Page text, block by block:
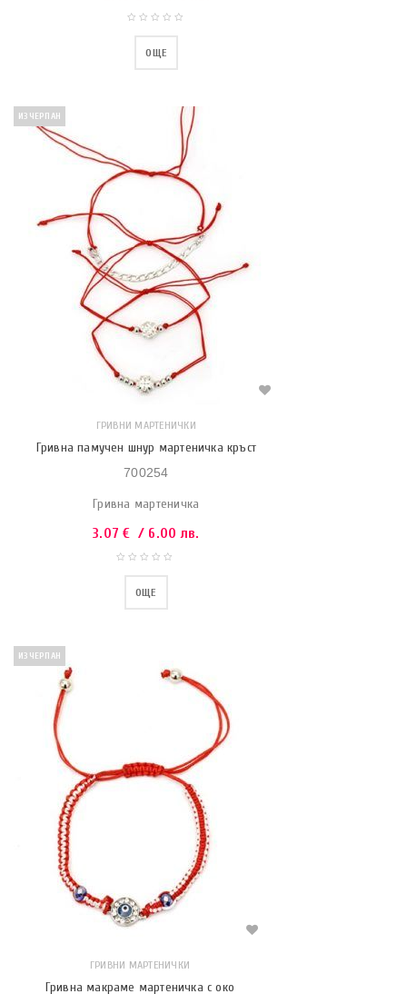
ОЩЕ
ИЗЧЕРПАН
ГРИВНИ МАРТЕНИЧКИ
Гривна памучен шнур мартеничка кръст
700254
Гривна мартеничка
3.07€ / 6.00 лв.
ОЩЕ
ИЗЧЕРПАН
ГРИВНИ МАРТЕНИЧКИ
Гривна макраме мартеничка с око